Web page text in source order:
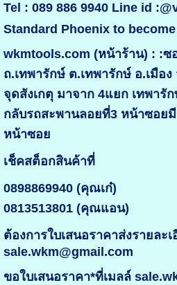
Tel : 089 886 9940 Line id
Standard Phoenix to
wkmtools.com (หน้าร้าน) : :ซ
ถ.เทพารักษ์ ต.เทพารักษ์ อ.เมือ
จุดสังเกตุ มาจาก 4แยก เทพารั
กลับรถสะพานลอยที่3 หน้าซอย
หน้าซอย
เช็คสต็อกสินค้าที่
0898869940 (คุณเก๋)
0813513801 (คุณแอน)
ต้องการใบเสนอราคาส่งรายละ
sale.wkm@gmail.com
ขอใบเสนอราคา*ที่เมลล์